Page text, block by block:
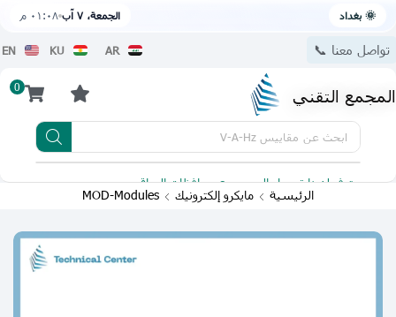
🌞 بغداد الجمعة، ٧ آب ٠١:٠٨ م
تواصل معنا 📞 AR
KU
EN
المجمع التقني 0
ابحث عن مقاييس V-A-Hz
يتوفر لدينا توصيل الى جميع محافظات العراق
الرئيسية مايكرو إلكترونيك MOD-Modules